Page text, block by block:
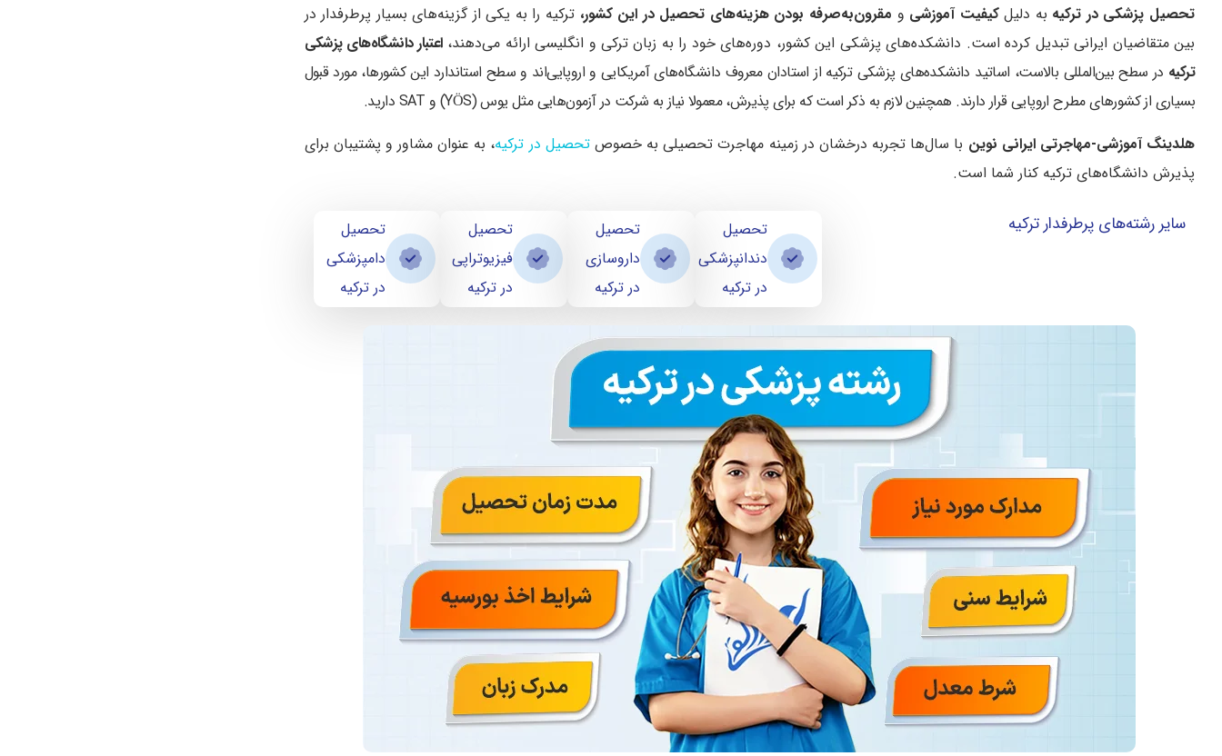
تحصیل پزشکی در ترکیه به دلیلکیفیت آموزشی و مقرون‌به‌صرفه بودن هزینه‌های تحصیل در این کشور، ترکیه را به یکی از گزینه‌های بسیار پرطرفدار در
بین متقاضیان ایرانی تبدیل کرده است. دانشکده‌های پزشکی این کشور، دوره‌های خود را به زبان ترکی و انگلیسی ارائه می‌دهند،اعتبار دانشگاه‌های پزشکی
ترکیه در سطح بین‌المللی بالاست، اساتید دانشکده‌های پزشکی ترکیه از استادان معروف دانشگاه‌های آمریکایی و اروپایی‌اند و سطح استاندارد این کشورها، مورد قبول
بسیاری از کشورهای مطرح اروپایی قرار دارند. همچنین لازم به ذکر است که برای پذیرش، معمولا نیاز به شرکت در آزمون‌هایی مثل یوس (YÖS) و SAT دارید.
هلدینگ آموزشی-مهاجرتی ایرانی نوین با سال‌ها تجربه درخشان در زمینه مهاجرت تحصیلی به خصوصتحصیل در ترکیه، به عنوان مشاور و پشتیبان برای
پذیرش دانشگاه‌های ترکیه کنار شما است.
سایر رشته‌های پرطرفدار ترکیه
تحصیل
دندانپزشکی
در ترکیه
تحصیل
داروسازی
در ترکیه
تحصیل
فیزیوتراپی
در ترکیه
تحصیل
دامپزشکی
در ترکیه